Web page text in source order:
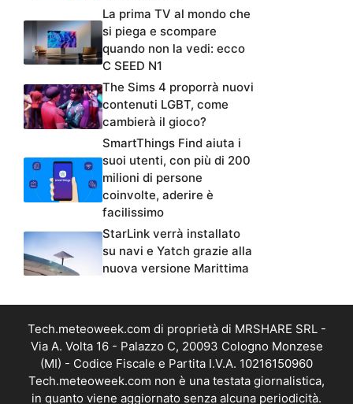
La prima TV al mondo che
si piega e scompare
quando non la vedi: ecco
C SEED N1
The Sims 4 proporrà nuovi
contenuti LGBT, come
cambierà il gioco?
SmartThings Find aiuta i
suoi utenti, con più di 200
milioni di persone
coinvolte, aderire è
facilissimo
StarLink verrà installato
su navi e Yatch grazie alla
nuova versione Marittima
Tech.meteoweek.com di proprietà di MRSHARE SRL -
Via A. Volta 16 - Palazzo C, 20093 Cologno Monzese
(MI) - Codice Fiscale e Partita I.V.A. 10216150960
Tech.meteoweek.com non è una testata giornalistica,
in quanto viene aggiornato senza alcuna periodicità.